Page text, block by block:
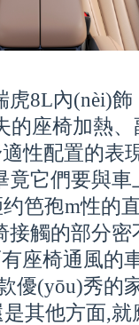
虎8L內(nèi)飾
座椅加熱
性配置的表
它們要與
笆孢m性的
觸的部分
座椅通風的
款優(yōu)秀
還是其他方面,